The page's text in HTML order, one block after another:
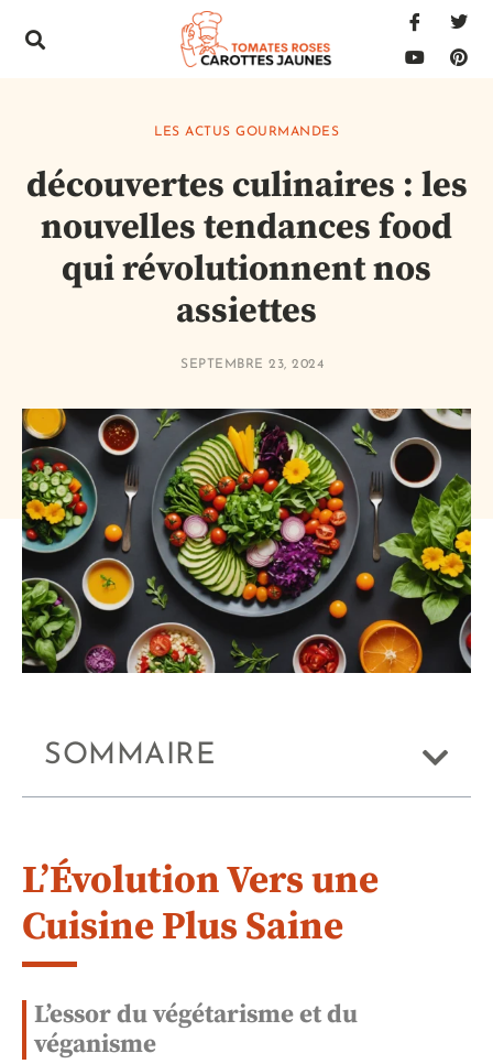
LES ACTUS GOURMANDES
découvertes culinaires : les
nouvelles tendances food
qui révolutionnent nos
assiettes
SEPTEMBRE 23, 2024
SOMMAIRE
L’Évolution Vers une
Cuisine Plus Saine
L’essor du végétarisme et du
véganisme